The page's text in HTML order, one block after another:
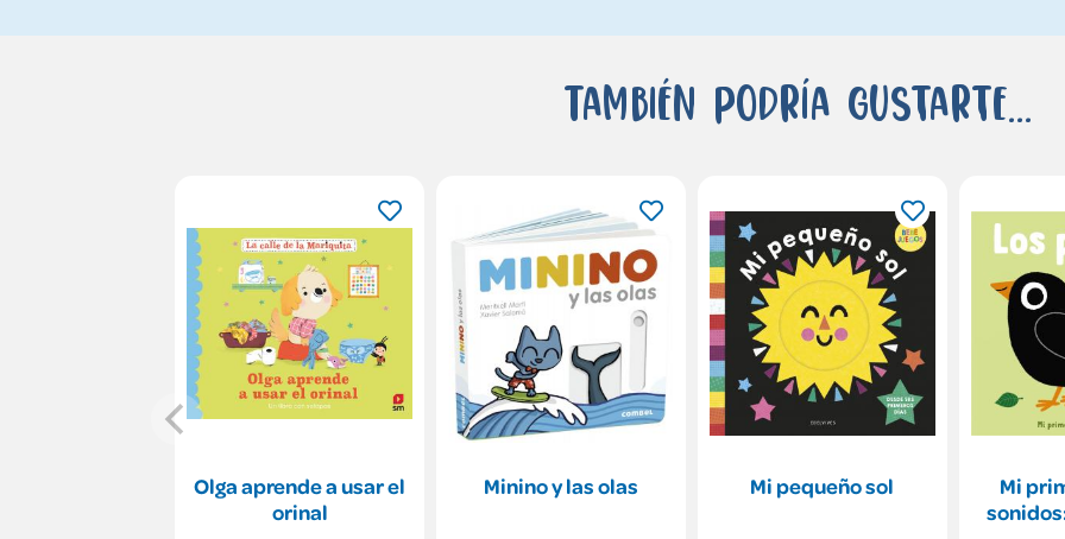
También podría gustarte...
Olga aprende a usar el
orinal
Minino y las olas Mi pequeño sol
Mi